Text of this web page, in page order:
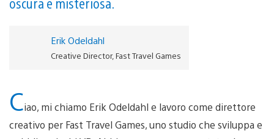
Erik Odeldahl
Creative Director, Fast Travel Games
Ciao, mi chiamo Erik Odeldahl e lavoro come direttore
creativo per Fast Travel Games, uno studio che sviluppa e